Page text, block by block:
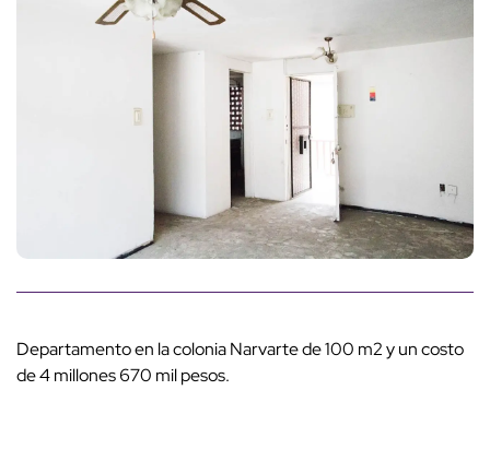
Departamento en la colonia Narvarte de 100 m2 y un costo
de 4 millones 670 mil pesos.